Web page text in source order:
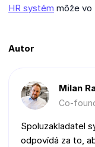
HR systém môže vo
Autor
Milan
Co-
Spoluzakladatel
odpovídá za to,